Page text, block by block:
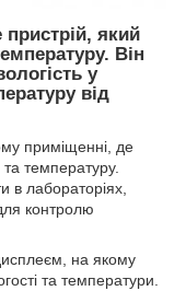
який
Він
у
від
приміщенні, де
температуру.
в лабораторіях,
контролю
на якому
та температури.